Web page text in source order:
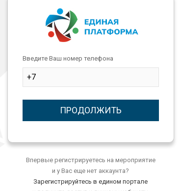
Введите Ваш номер телефона
ПРОДОЛЖИТЬ
Впервые регистрируетесь на мероприятие
и у Вас еще нет аккаунта?
Зарегистрируйтесь в едином портале